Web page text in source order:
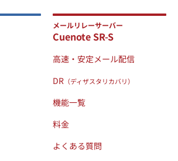
メールリレーサーバー
Cuenote SR-S
高速・安定メール配信
DR （ディザスタリカバリ）
機能一覧
料金
よくある質問